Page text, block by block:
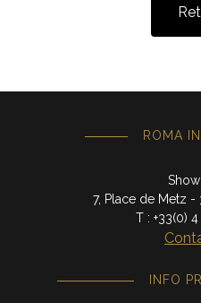
ROMA
7, Place de Metz -
T : +33(0)
INFO